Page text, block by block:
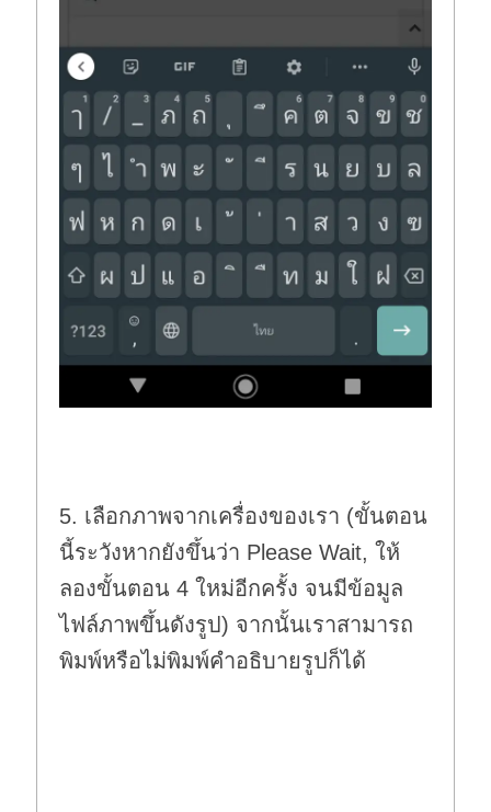
5. เลือกภาพจากเครื่องของเรา (ขั้นตอน
นี้ระวังหากยังขึ้นว่า Please Wait, ให้
ลองขั้นตอน 4 ใหม่อีกครั้ง จนมีข้อมูล
ไฟล์ภาพขึ้นดังรูป) จากนั้นเราสามารถ
พิมพ์หรือไม่พิมพ์คำอธิบายรูปก็ได้